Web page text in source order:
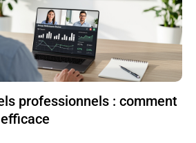
professionnels : comment